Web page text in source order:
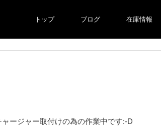
トップ ブログ 在庫情報
ャージャー取付けの為の作業中です:-D